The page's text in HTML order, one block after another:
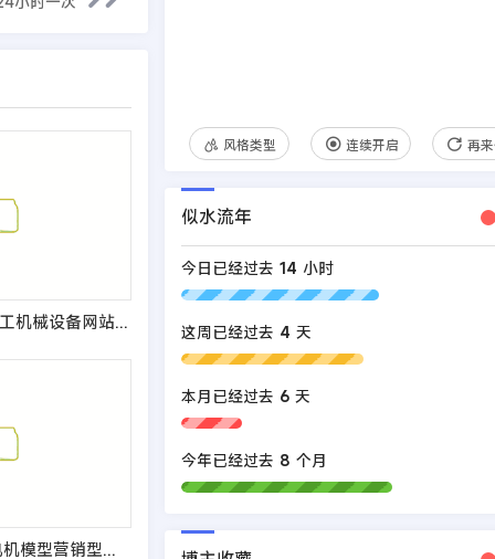
(自适应手机端)重工机械设备网站pbootcms模板 起重机吊机机械设备通用网站源码
(PC+WAP)建筑电机模型营销型网站模板
风格类型 连续开启 再
似水流年
今日已经过去 14 小时
这周已经过去 4 天
本月已经过去 6 天
今年已经过去 8 个月